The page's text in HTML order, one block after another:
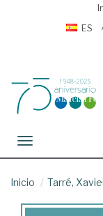
ES
Toggle navigation
Inicio Tarré,